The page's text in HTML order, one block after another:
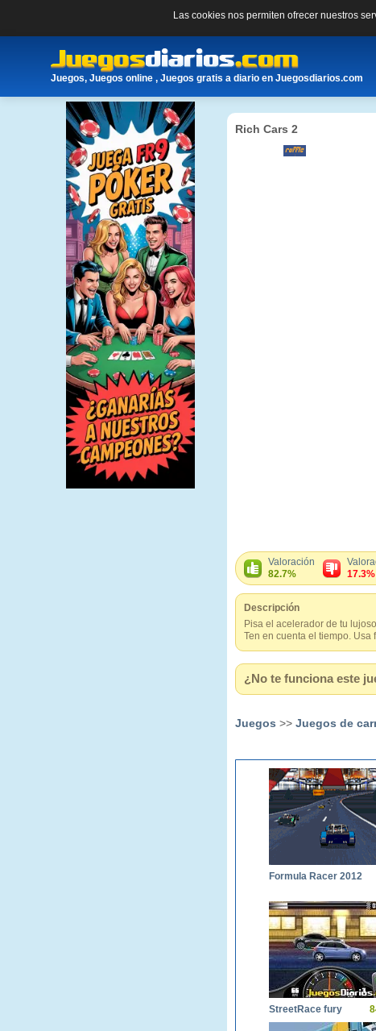
Las cookies nos permiten ofrecer nuestros
Juegos, Juegos online , Juegos gratis a diario en Juegosdiarios.com
Rich Cars 2
Valoración
82.7%
17.3%
Descripción
Pisa el acelerador de tu
Ten en cuenta el tiempo. Usa
¿No te funciona este
Juegos >> Juegos de
Formula Racer 2012
StreetRace fury